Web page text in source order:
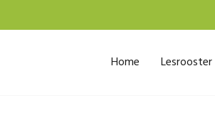
Home Lesrooster